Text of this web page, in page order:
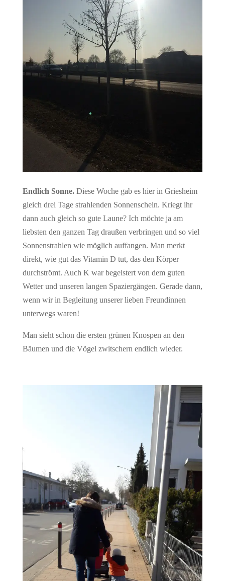
Endlich Sonne.Diese Woche gab es hier in Griesheim
gleich drei Tage strahlenden Sonnenschein. Kriegt ihr
dann auch gleich so gute Laune? Ich möchte ja am
liebsten den ganzen Tag draußen verbringen und so viel
Sonnenstrahlen wie möglich auffangen. Man merkt
direkt, wie gut das Vitamin D tut, das den Körper
durchströmt. Auch K war begeistert von dem guten
Wetter und unseren langen Spaziergängen. Gerade dann,
wenn wir in Begleitung unserer lieben Freundinnen
unterwegs waren!
Man sieht schon die ersten grünen Knospen an den
Bäumen und die Vögel zwitschern endlich wieder.